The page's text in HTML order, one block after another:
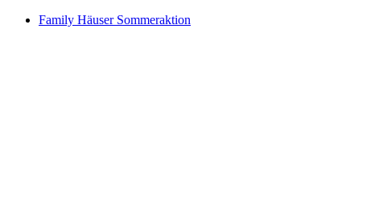
Family Häuser Sommeraktion